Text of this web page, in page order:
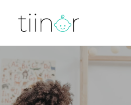
BØRN
BABY